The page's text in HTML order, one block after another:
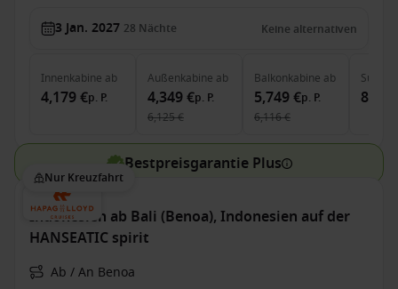
3 Jan. 2027 28 Nächte Keine alternativen
Innenkabine ab
4,179 €p. P.
Außenkabine ab
4,349 €p. P.
6,125 €
Balkonkabine ab
5,749 €p. P.
6,116 €
Suite
Bestpreisgarantie Plus
Nur Kreuzfahrt
Indonesien ab Bali (Benoa), Indonesien auf der
HANSEATIC spirit
Ab / An Benoa